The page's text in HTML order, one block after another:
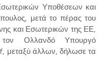
Υποθέσεων και
μετά το πέρας του
και Εσωτερικών της ΕΕ,
Ολλανδό Υπουργό
μεταξύ άλλων, δήλωσε τα